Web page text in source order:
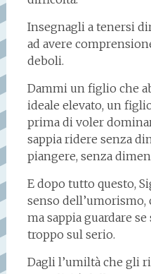
Insegnagli a tenersi
ad avere
deboli.
Dammi un figlio che
ideale elevato, un
prima di voler
sappia ridere senza
piangere, senza
E dopo tutto questo,
senso dell’umorismo,
ma sappia guardare
troppo sul serio.
Dagli l’umiltà che gli